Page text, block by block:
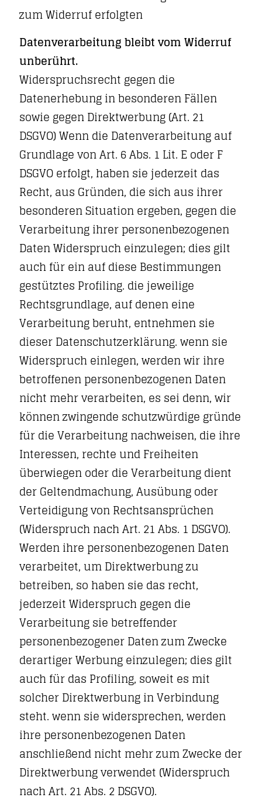
zum Widerruf erfolgten
Datenverarbeitung bleibt vom Widerruf
unberührt.
Widerspruchsrecht gegen die
Datenerhebung in besonderen Fällen
sowie gegen Direktwerbung (Art. 21
DSGVO) Wenn die Datenverarbeitung auf
Grundlage von Art. 6 Abs. 1 Lit. E oder F
DSGVO erfolgt, haben sie jederzeit das
Recht, aus Gründen, die sich aus ihrer
besonderen Situation ergeben, gegen die
Verarbeitung ihrer personenbezogenen
Daten Widerspruch einzulegen; dies gilt
auch für ein auf diese Bestimmungen
gestütztes Profiling. die jeweilige
Rechtsgrundlage, auf denen eine
Verarbeitung beruht, entnehmen sie
dieser Datenschutzerklärung. wenn sie
Widerspruch einlegen, werden wir ihre
betroffenen personenbezogenen Daten
nicht mehr verarbeiten, es sei denn, wir
können zwingende schutzwürdige gründe
für die Verarbeitung nachweisen, die ihre
Interessen, rechte und Freiheiten
überwiegen oder die Verarbeitung dient
der Geltendmachung, Ausübung oder
Verteidigung von Rechtsansprüchen
(Widerspruch nach Art. 21 Abs. 1 DSGVO).
Werden ihre personenbezogenen Daten
verarbeitet, um Direktwerbung zu
betreiben, so haben sie das recht,
jederzeit Widerspruch gegen die
Verarbeitung sie betreffender
personenbezogener Daten zum Zwecke
derartiger Werbung einzulegen; dies gilt
auch für das Profiling, soweit es mit
solcher Direktwerbung in Verbindung
steht. wenn sie widersprechen, werden
ihre personenbezogenen Daten
anschließend nicht mehr zum Zwecke der
Direktwerbung verwendet (Widerspruch
nach Art. 21 Abs. 2 DSGVO).